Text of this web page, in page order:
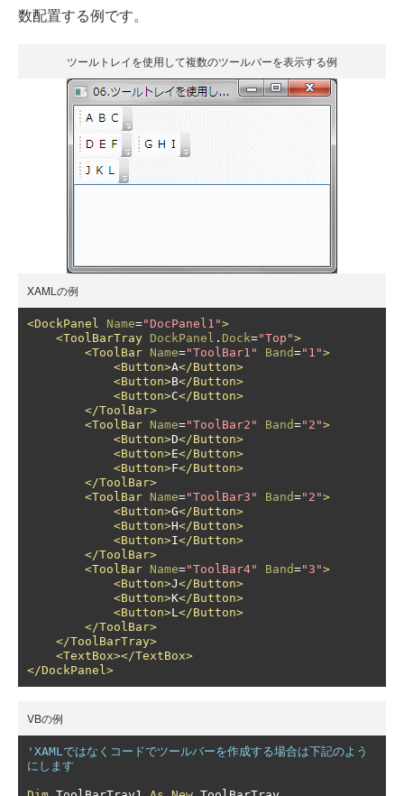
数配置する例です。
ツールトレイを使用して複数のツールバーを表示する例
XAMLの例
<DockPanel Name="DocPanel1">
<ToolBarTray
DockPanel . Dock="Top">
<ToolBar Name="ToolBar1" Band="1">
<Button>A</Button>
<Button>B</Button>
<Button>C</Button>
</ToolBar>
<ToolBar Name="ToolBar2" Band="2">
<Button>D</Button>
<Button>E</Button>
<Button>F</Button>
</ToolBar>
<ToolBar Name="ToolBar3" Band="2">
<Button>G</Button>
<Button>H</Button>
<Button>I</Button>
</ToolBar>
<ToolBar Name="ToolBar4" Band="3">
<Button>J</Button>
<Button>K</Button>
<Button>L </Button>
</ToolBar>
</ToolBarTray>
<TextBox></TextBox>
</DockPanel>
VBの例
'XAMLではなくコードでツールバーを作成する場合は下記のよう
にします